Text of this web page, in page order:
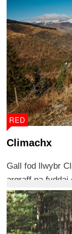
RED
Climachx
Gall fod llwybr
argraff na fyddai